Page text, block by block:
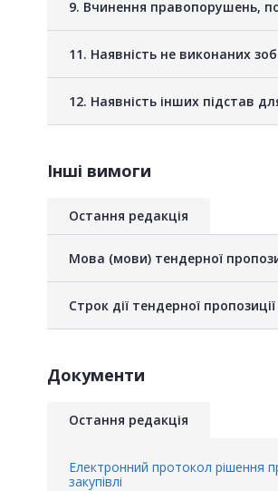
9. Вчинення правопорушень,
11. Наявність не виконаних
12. Наявність інших підстав
Інші вимоги
Остання редакція
Мова (мови) тендерної
Строк дії тендерної пропозиції
Документи
Остання редакція
Електронний протокол рішення
закупівлі